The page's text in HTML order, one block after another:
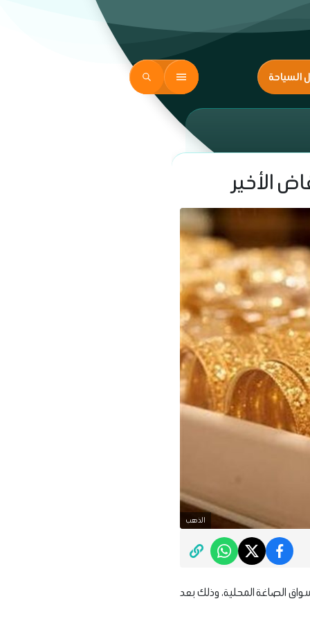
السياحة
الذهب
3 يونيو 2026 في أسواق الصاغة المحلية، وذلك بعد